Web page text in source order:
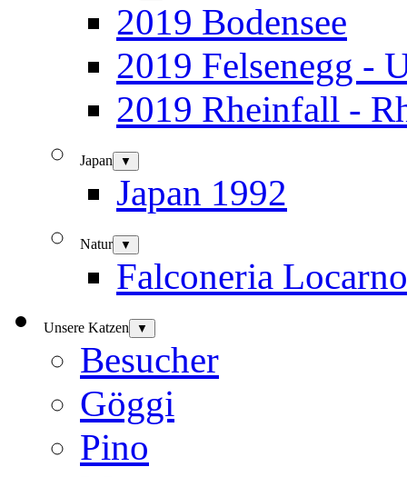
2019 Bodensee
2019 Felsenegg -
2019 Rheinfall -
Japan ▼
Japan 1992
Natur ▼
Falconeria Locarno
Unsere Katzen ▼
Besucher
Göggi
Pino